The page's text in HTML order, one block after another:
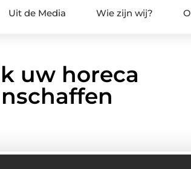
Uit de Media Wie zijn wij?
uw horeca